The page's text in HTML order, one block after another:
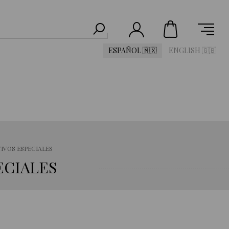
ESPAÑOL 🇲🇽 ENGLISH 🇬🇧
ESPECIALES